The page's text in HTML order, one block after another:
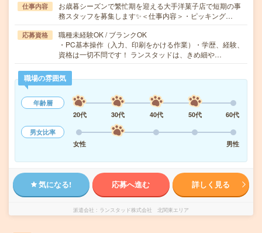
仕事内容
お歳暮シーズンで繁忙期を迎える大手洋菓子店で短期の事
務スタッフを募集します✨＜仕事内容＞・ピッキング…
応募資格
職種未経験OK / ブランクOK
・PC基本操作（入力、印刷をかける作業）・学歴、経験、
資格は一切不問です！ ランスタッドは、きめ細や…
職場の雰囲気
年齢層
20代
30代 40代 50代
60代
男女比率
女性
男性
気になる! 応募へ進む 詳しく見る
派遣会社 ランスタッド株式会社 北関東エリア